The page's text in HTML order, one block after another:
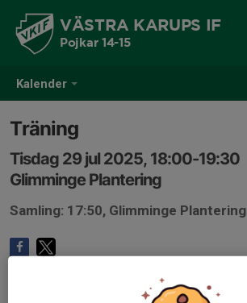
Kalender
VÄSTRA KARUPS IF
Pojkar 14-15
Träning
Tisdag 29 jul 2025, 18:00-19:30
Glimminge Plantering
Samling: 17:50, Glimminge Plantering